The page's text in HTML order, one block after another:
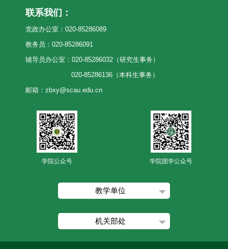
联系我们：
党政办公室：020-85286089
教务员：020-85286091
辅导员办公室：020-85286032（研究生事务）
020-85286136（本科生事务）
邮箱：zbxy@scau.edu.cn
学院公众号 学院团学公众号
教学单位
机关部处